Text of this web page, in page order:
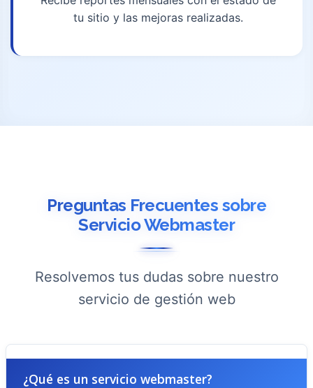
tu sitio y las mejoras realizadas.
Preguntas Frecuentes sobre
Servicio Webmaster
Resolvemos tus dudas sobre nuestro
servicio de gestión web
¿Qué es un servicio webmaster?